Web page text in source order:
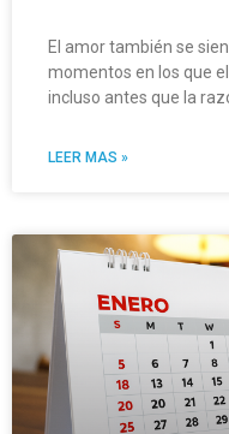
El amor también se
momentos en los que
incluso antes que la
LEER MAS »